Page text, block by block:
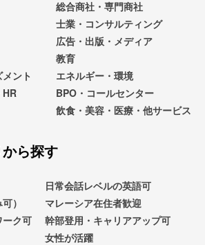
総合商社・専門商社
士業・コンサルティング
広告・出版・メディア
教育
ント
エネルギー・環境
HR
BPO・コールセンター
飲食・美容・医療・他サービス
ら探す
日常会話レベルの英語可
）
マレーシア在住者歓迎
ク可
幹部登用・キャリアアップ可
女性が活躍